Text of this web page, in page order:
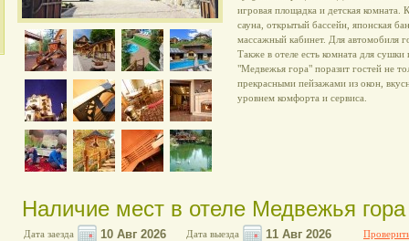
игровая площадка и детская комната.
сауна, открытый бассейн, японская
массажный кабинет. Для автомобиля
Также в отеле есть комната для
"Медвежья гора" поразит гостей не
прекрасными пейзажами из окон,
уровнем комфорта и сервиса.
Наличие мест в отеле Медвежья
Дата заезда Дата выезда